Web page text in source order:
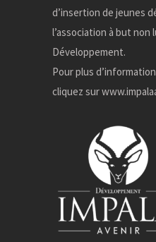
d’insertion de jeunes
l’association à but non
Développement.
Pour plus
cliquez sur